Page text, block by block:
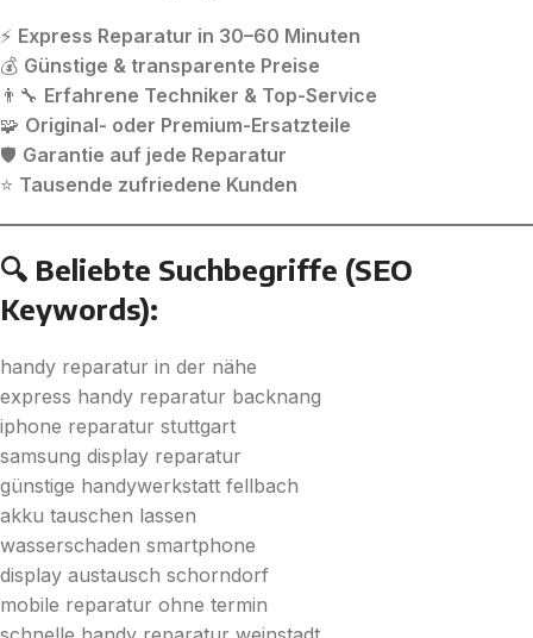
⚡ Express Reparatur in 30–60 Minuten
💰 Günstige & transparente Preise
👨‍🔧 Erfahrene Techniker & Top-Service
🧩 Original- oder Premium-Ersatzteile
🛡️ Garantie auf jede Reparatur
⭐ Tausende zufriedene Kunden
🔍 Beliebte Suchbegriffe (SEO
Keywords):
handy reparatur in der nähe
express handy reparatur backnang
iphone reparatur stuttgart
samsung display reparatur
günstige handywerkstatt fellbach
akku tauschen lassen
wasserschaden smartphone
display austausch schorndorf
mobile reparatur ohne termin